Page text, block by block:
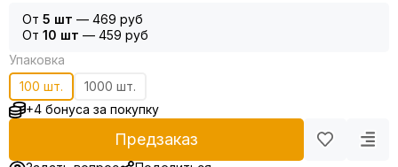
От 5 шт — 469 руб
От 10 шт — 459 руб
Упаковка
100 шт.
1000 шт.
+4 бонуса за покупку
Предзаказ